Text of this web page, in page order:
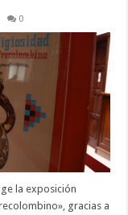
0
la exposición
gracias a